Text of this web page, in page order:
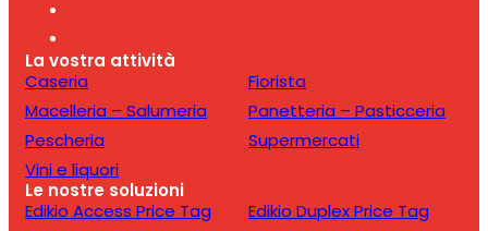
La vostra attività
Caseria
Fiorista
Macelleria – Salumeria
Panetteria – Pasticceria
Pescheria
Supermercati
Vini e liquori
Le nostre soluzioni
Edikio Access Price Tag
Edikio Duplex Price Tag